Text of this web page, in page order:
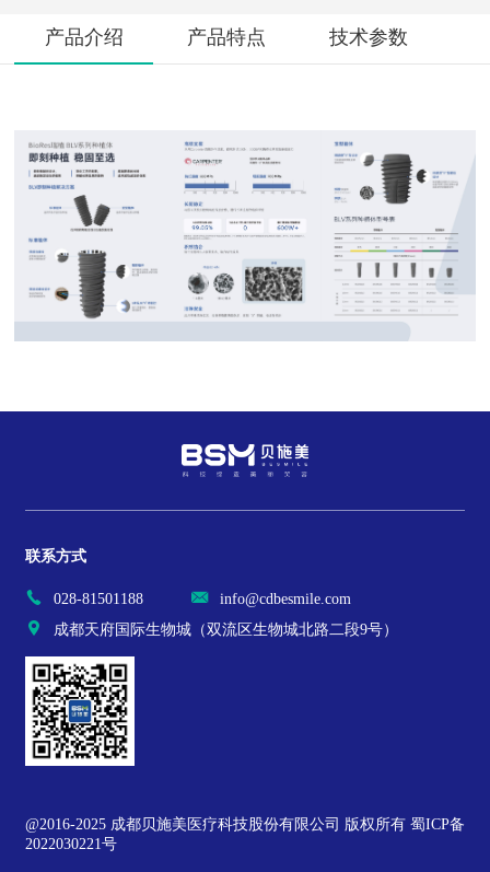
产品介绍 产品特点 技术参数
联系方式
028-81501188
info@cdbesmile.com
成都天府国际生物城（双流区生物城北路二段9号）
@2016-2025 成都贝施美医疗科技股份有限公司 版权所有 蜀ICP备
2022030221号